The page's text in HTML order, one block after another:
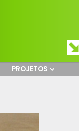
PROJETOS